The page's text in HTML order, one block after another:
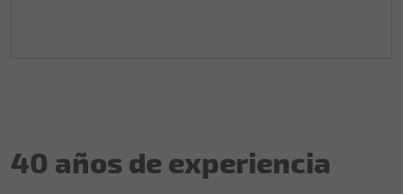
40 años de experiencia